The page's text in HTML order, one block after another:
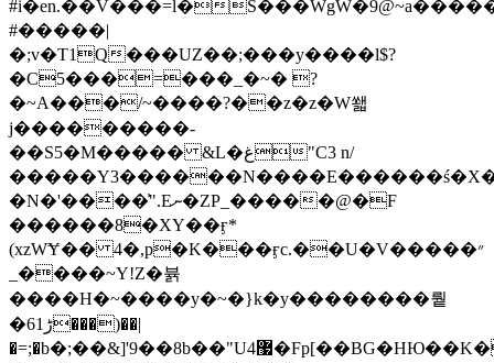
#i�en.��V���=l�
#�����|
�;v�T1Q���UZ��;���y����l$?
�C5���=���_�~� ?
�~A���/~����?��z�z�W쐛
j���������-
��Ѕ5�M����� &L�غ"C3 n/
�N�'����͗".Eނ�ZP_�����@�F
������8�XY��ӻ*
(xzWɎ�� 4�,p�K���ӻc.��U�V�����״
_����~Y!Z�뷹
����H�~����y�~�}k�y��������뤝
�6ڑ1���)��|
�=;�b�;��&]'9��8b��"U4޷�Fp[��BG�HЮ��K�o���;�:�$�gd~��x��������P�����̬�������\��W����$�J�=�Gq��*����3>=���E�W�;�gO�